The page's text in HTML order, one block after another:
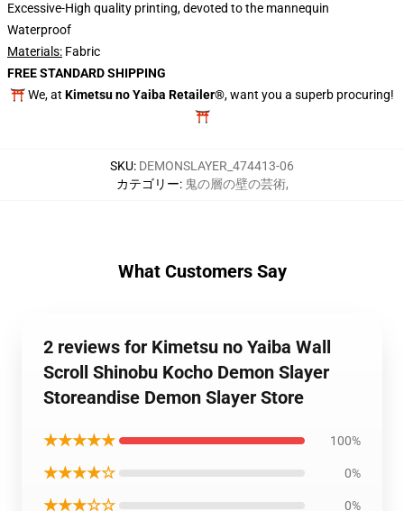
Excessive-High quality printing, devoted to the mannequin
Waterproof
Materials: Fabric
FREE STANDARD SHIPPING
⛩️ We, at Kimetsu no Yaiba Retailer®, want you a superb procuring!
⛩️
SKU: DEMONSLAYER_474413-06
カテゴリー: 鬼の層の壁の芸術,
What Customers Say
2 reviews for Kimetsu no Yaiba Wall
Scroll Shinobu Kocho Demon Slayer
Storeandise Demon Slayer Store
★★★★★ 100%
★★★★☆ 0%
★★★☆☆ 0%